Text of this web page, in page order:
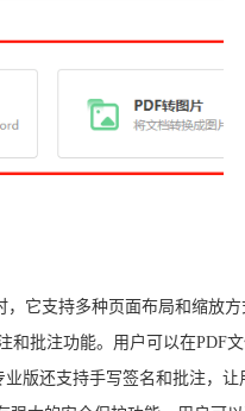
它支持多种页面布局和缩放方
和批注功能。用户可以在PDF
业版还支持手写签名和批注，